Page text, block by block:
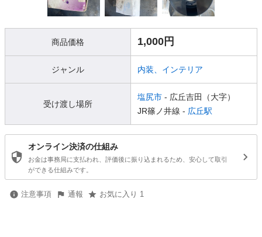
商品価格 1,000円
ジャンル 内装、インテリア
受け渡し場所
塩尻市 - 広丘吉田（大字）
JR篠ノ井線 - 広丘駅
オンライン決済の仕組み
お金は事務局に支払われ、評価後に振り込まれるため、安心して取引
ができる仕組みです。
注意事項 通報 お気に入り 1